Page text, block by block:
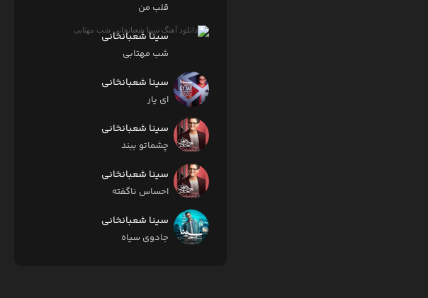
قلب من
سینا شعبانخانی
شب مهتابی
سینا شعبانخانی
ای یار
سینا شعبانخانی
چشماتو ببند
سینا شعبانخانی
احساس ناگفته
سینا شعبانخانی
جادوی سیاه